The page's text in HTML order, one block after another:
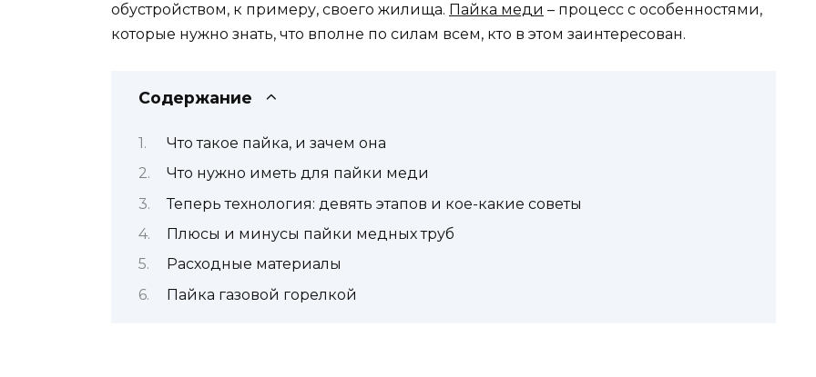
обустройством, к примеру, своего жилища. Пайка меди – процесс с особенностями,
которые нужно знать, что вполне по силам всем, кто в этом заинтересован.
Содержание
Что такое пайка, и зачем она
Что нужно иметь для пайки меди
Теперь технология: девять этапов и кое-какие советы
Плюсы и минусы пайки медных труб
Расходные материалы
Пайка газовой горелкой